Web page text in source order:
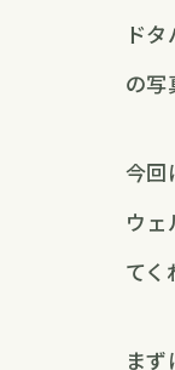
ド
の写
今回
ウ
てく
ま